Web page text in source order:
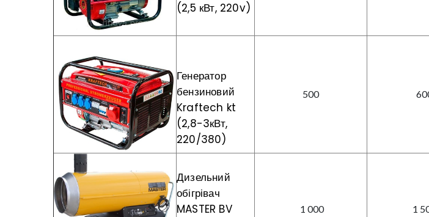
(2,5 кВт, 220v)
Генератор
бензиновий
Kraftech kt
(2,8-3кВт,
220/380)
500
Дизельний
обігрівач
MASTER BV
1 000 1